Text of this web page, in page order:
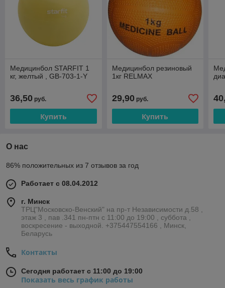
Медицинбол STARFIT 1
кг, желтый , GB-703-1-Y
36,50 руб.
Купить
Медицинбол резиновый
1кг RELMAX
29,90руб.
Купить
О нас
86% положительных из 7 отзывов за год
Работает с 08.04.2012
г. Минск
ТРЦ"Московско-Венский" на пр-т Независимости д.58 ,
этаж 3 , пав .341 пн-птн с 11:00 до 19:00 , суббота ,
воскресение - выходной. +375447554166 , Минск,
Беларусь
Контакты
Сегодня работает с 11:00 до 19:00
Показать весь график работы